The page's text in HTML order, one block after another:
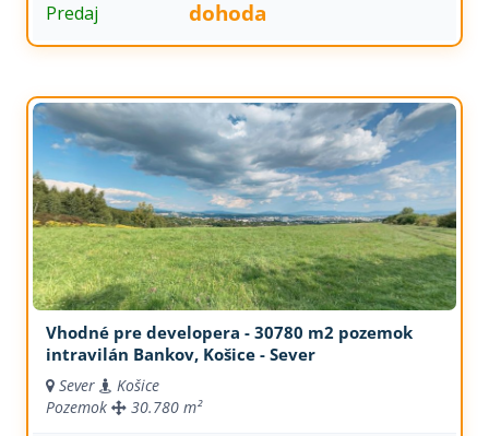
Predaj dohoda
Vhodné pre developera - 30780 m2 pozemok
intravilán Bankov, Košice - Sever
Sever
Košice
Pozemok
30.780 m²